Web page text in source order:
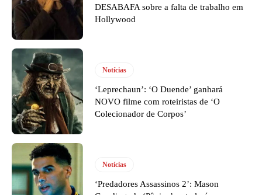
DESABAFA sobre a falta de trabalho em
Hollywood
Notícias
‘Leprechaun’: ‘O Duende’ ganhará
NOVO filme com roteiristas de ‘O
Colecionador de Corpos’
Notícias
‘Predadores Assassinos 2’: Mason